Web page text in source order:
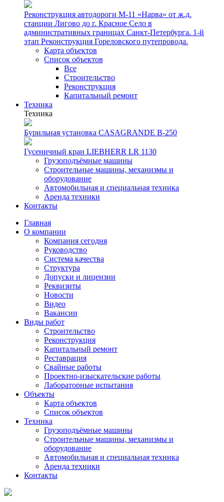
Реконструкция автодороги М-11 «Нарва» от ж.д.
станции Лигово до г. Красное Село в
административных границах Санкт-Петербурга. 1-й
этап Реконструкция Гореловского путепровода.
Карта объектов
Список объектов
Все
Строительство
Реконструкция
Капитальный ремонт
Техника
Техника
Бурильная установка CASAGRANDE B-250
Гусеничный кран LIEBHERR LR 1130
Грузоподъёмные машины
Строительные машины, механизмы и
оборудование
Автомобильная и специальная техника
Аренда техники
Контакты
Главная
О компании
Компания сегодня
Руководство
Система качества
Структура
Допуски и лицензии
Реквизиты
Новости
Видео
Вакансии
Виды работ
Строительство
Реконструкция
Капитальный ремонт
Реставрация
Свайные работы
Проектно-изыскательские работы
Лабораторные испытания
Объекты
Карта объектов
Список объектов
Техника
Грузоподъёмные машины
Строительные машины, механизмы и
оборудование
Автомобильная и специальная техника
Аренда техники
Контакты